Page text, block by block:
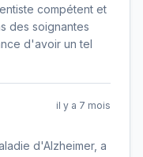
compétent et
des soignantes
d'avoir un tel
il y a 7 mois
d'Alzheimer, a